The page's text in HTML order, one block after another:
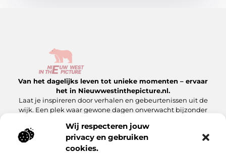
Wij respecteren jouw
privacy en gebruiken
cookies.
Van het dagelijks leven tot unieke momenten – ervaar
het in Nieuwwestinthepicture.nl.
Laat je inspireren door verhalen en gebeurtenissen uit de
wijk. Een plek waar gewone dagen onverwacht bijzonder
Onze informatie